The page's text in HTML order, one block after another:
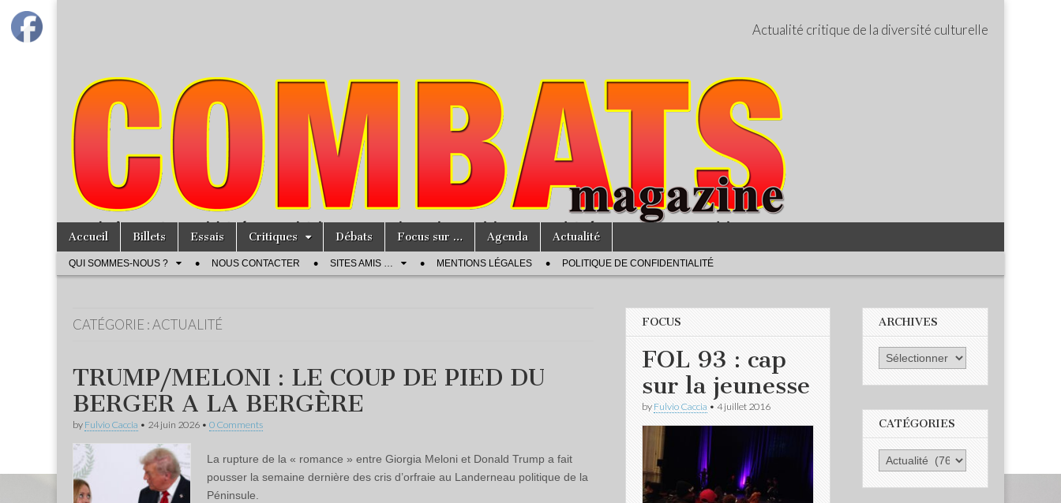
Actualité critique de la diversité culturelle
Accueil Billets Essais Critiques Débats Focus sur … Agenda Actualité
QUI SOMMES-NOUS ? NOUS CONTACTER SITES AMIS … MENTIONS LÉGALES POLITIQUE DE CONFIDENTIALITÉ
CATÉGORIE :ACTUALITÉ
TRUMP/MELONI : LE COUP DE PIED DU
BERGER A LA BERGÈRE
by Fulvio Caccia • 24 juin 2026 • 0 Comments
La rupture de la « romance » entre Giorgia Meloni et Donald Trump a fait
pousser la semaine dernière des cris d’orfraie au Landerneau politique de la
Péninsule.
FOCUS
FOL 93 : cap
sur la jeunesse
by Fulvio Caccia • 4 juillet 2016
ARCHIVES
CATÉGORIES